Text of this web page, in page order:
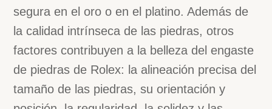
segura en el oro o en el platino. Además de
la calidad intrínseca de las piedras, otros
factores contribuyen a la belleza del engaste
de piedras de Rolex: la alineación precisa del
tamaño de las piedras, su orientación y